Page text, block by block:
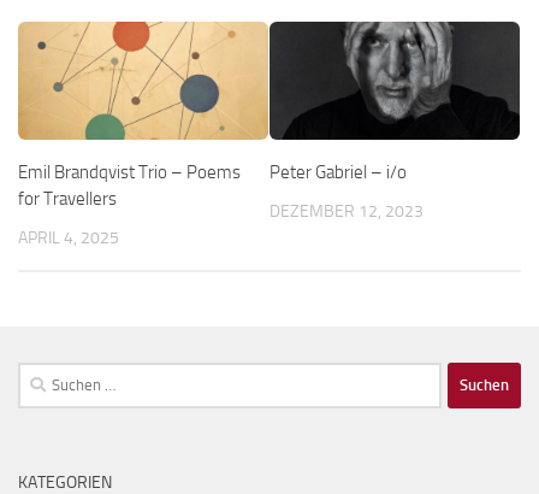
Emil Brandqvist Trio – Poems
for Travellers
APRIL 4, 2025
Peter Gabriel – i/o
DEZEMBER 12, 2023
Suchen
nach:
KATEGORIEN